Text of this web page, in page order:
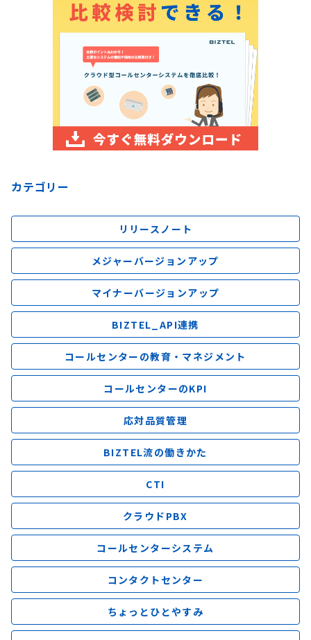
カテゴリー
リリースノート
メジャーバージョンアップ
マイナーバージョンアップ
BIZTEL_API連携
コールセンターの教育・マネジメント
コールセンターのKPI
応対品質管理
BIZTEL流の働きかた
CTI
クラウドPBX
コールセンターシステム
コンタクトセンター
ちょっとひとやすみ